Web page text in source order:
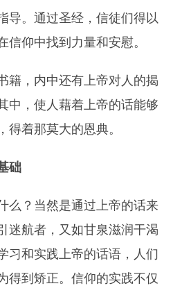
导。通过圣经，信徒们得以
信仰中找到力量和安慰。
籍，内中还有上帝对人的揭
中，使人藉着上帝的话能够
得着那莫大的恩典。
础
么？当然是通过上帝的话来
迷航者，又如甘泉滋润干渴
习和实践上帝的话语，人们
得到矫正。信仰的实践不仅